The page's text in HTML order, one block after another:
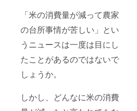
「米の消費量が減って農家
の台所事情が苦しい」とい
うニュースは一度は目にし
たことがあるのではないで
しょうか。
しかし、どんなに米の消費